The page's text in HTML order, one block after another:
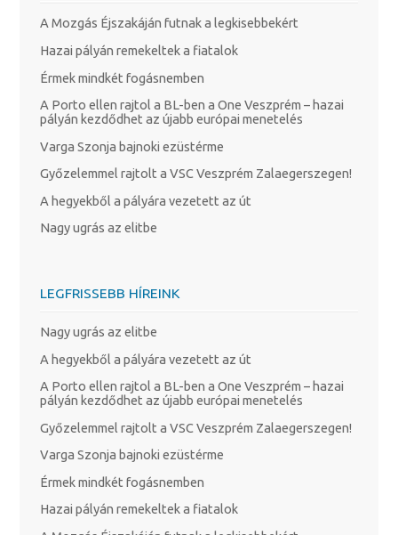
A Mozgás Éjszakáján futnak a legkisebbekért
Hazai pályán remekeltek a fiatalok
Érmek mindkét fogásnemben
A Porto ellen rajtol a BL-ben a One Veszprém – hazai
pályán kezdődhet az újabb európai menetelés
Varga Szonja bajnoki ezüstérme
Győzelemmel rajtolt a VSC Veszprém Zalaegerszegen!
A hegyekből a pályára vezetett az út
Nagy ugrás az elitbe
LEGFRISSEBB HÍREINK
Nagy ugrás az elitbe
A hegyekből a pályára vezetett az út
A Porto ellen rajtol a BL-ben a One Veszprém – hazai
pályán kezdődhet az újabb európai menetelés
Győzelemmel rajtolt a VSC Veszprém Zalaegerszegen!
Varga Szonja bajnoki ezüstérme
Érmek mindkét fogásnemben
Hazai pályán remekeltek a fiatalok